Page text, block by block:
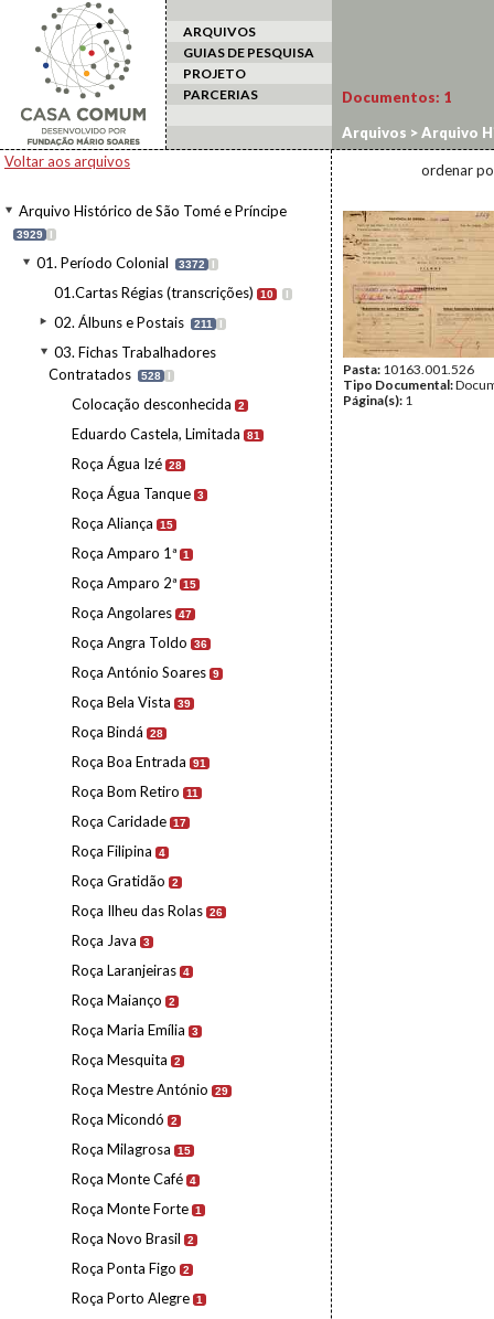
ARQUIVOS
GUIAS DE PESQUISA
PROJETO
PARCERIAS
Voltar aos arquivos
Arquivo Histórico de São Tomé e Príncipe
3929 I
01. Período Colonial 3372 I
01.Cartas Régias (transcrições) 10 I
02. Álbuns e Postais 211 I
03. Fichas Trabalhadores
Contratados
528 I
Colocação desconhecida 2
Eduardo Castela, Limitada 81
Roça Água Izé 28
Roça Água Tanque 3
Roça Aliança 15
Roça Amparo 1ª 1
Roça Amparo 2ª 15
Roça Angolares 47
Roça Angra Toldo 36
Roça António Soares 9
Roça Bela Vista 39
Roça Bindá 28
Roça Boa Entrada 91
Roça Bom Retiro 11
Roça Caridade 17
Roça Filipina 4
Roça Gratidão 2
Roça Ilheu das Rolas 26
Roça Java 3
Roça Laranjeiras 4
Roça Maianço 2
Roça Maria Emília 3
Roça Mesquita 2
Roça Mestre António 29
Roça Micondó 2
Roça Milagrosa 15
Roça Monte Café 4
Roça Monte Forte 1
Roça Novo Brasil 2
Roça Ponta Figo 2
Roça Porto Alegre 1
Documentos: 1
Arquivos >Arquivo
Contratados>Roça
ordenar
Pasta: 10163.001.526
Tipo Documental:
Página(s): 1